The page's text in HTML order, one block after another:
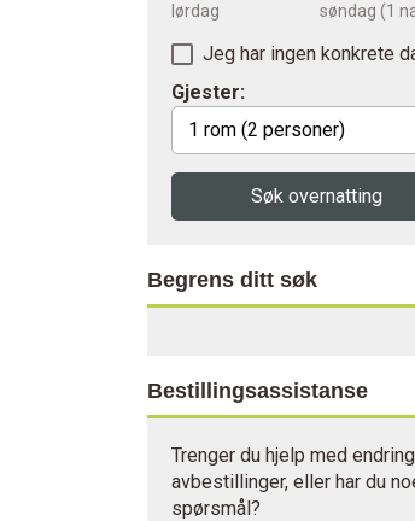
lørdag søndag (1
Jeg har ingen konkrete
Gjester:
1 rom (2 personer)
Søk overnatting
Begrens ditt søk
Bestillingsassistanse
Trenger du hjelp med
avbestillinger, eller har du
spørsmål?